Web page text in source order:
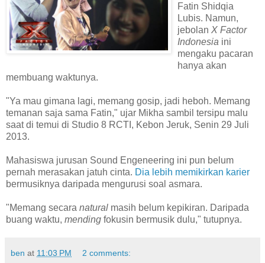
Fatin Shidqia
Lubis. Namun,
jebolan X Factor
Indonesia ini
mengaku pacaran
hanya akan
membuang waktunya.
"Ya mau gimana lagi, memang gosip, jadi heboh. Memang
temanan saja sama Fatin," ujar Mikha sambil tersipu malu
saat di temui di Studio 8 RCTI, Kebon Jeruk, Senin 29 Juli
2013.
Mahasiswa jurusan Sound Engeneering ini pun belum
pernah merasakan jatuh cinta. Dia lebih memikirkan karier
bermusiknya daripada mengurusi soal asmara.
"Memang secara natural masih belum kepikiran. Daripada
buang waktu, mending fokusin bermusik dulu," tutupnya.
ben at 11:03 PM 2 comments: